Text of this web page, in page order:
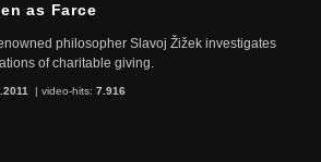
as Farce
philosopher Slavoj Žižek investigates
of charitable giving.
| video-hits: 7.916